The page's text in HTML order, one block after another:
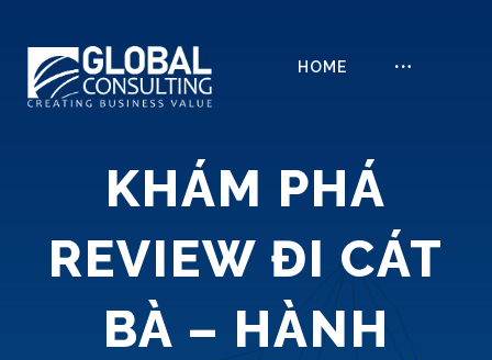
HOME
KHÁM PHÁ
REVIEW ĐI CÁT
BÀ – HÀNH